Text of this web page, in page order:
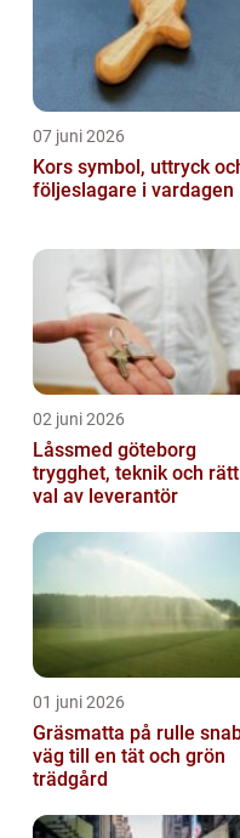
07 juni 2026
Kors symbol, uttryck och
följeslagare i vardagen
02 juni 2026
Låssmed göteborg
trygghet, teknik och rätt
val av leverantör
01 juni 2026
Gräsmatta på rulle snabb
väg till en tät och grön
trädgård